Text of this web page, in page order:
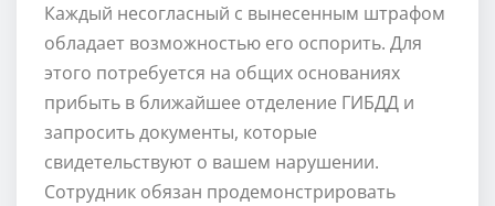
Каждый несогласный с вынесенным штрафом
обладает возможностью его оспорить. Для
этого потребуется на общих основаниях
прибыть в ближайшее отделение ГИБДД и
запросить документы, которые
свидетельствуют о вашем нарушении.
Сотрудник обязан продемонстрировать